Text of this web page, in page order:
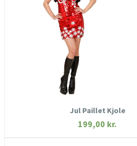
SE MERE
Jul Paillet Kjole
199,00 kr.